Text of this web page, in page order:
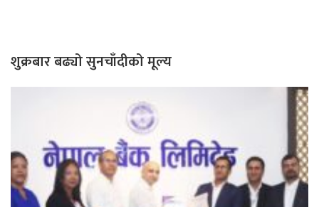
शुक्रबार बढ्यो सुनचाँदीको मूल्य